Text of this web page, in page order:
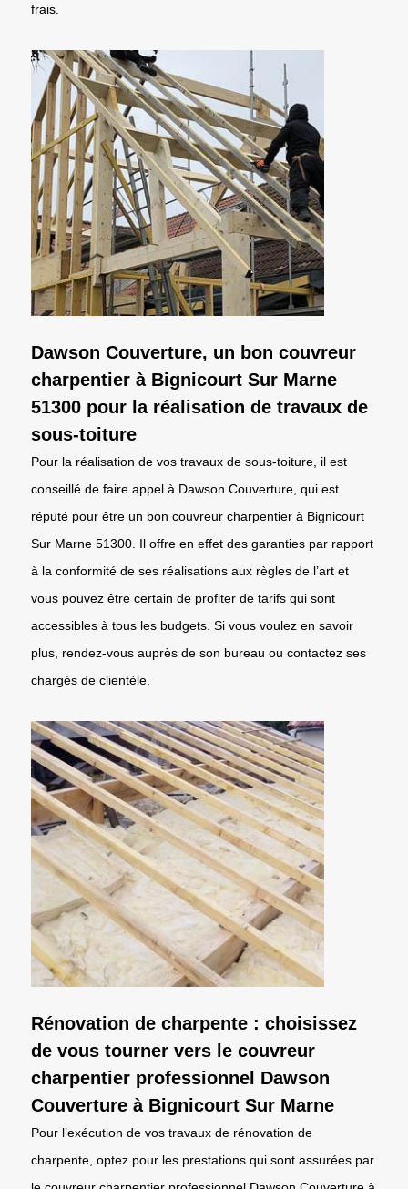
frais.
Dawson Couverture, un bon couvreur
charpentier à Bignicourt Sur Marne
51300 pour la réalisation de travaux de
sous-toiture
Pour la réalisation de vos travaux de sous-toiture, il est
conseillé de faire appel à Dawson Couverture, qui est
réputé pour être un bon couvreur charpentier à Bignicourt
Sur Marne 51300. Il offre en effet des garanties par rapport
à la conformité de ses réalisations aux règles de l’art et
vous pouvez être certain de profiter de tarifs qui sont
accessibles à tous les budgets. Si vous voulez en savoir
plus, rendez-vous auprès de son bureau ou contactez ses
chargés de clientèle.
Rénovation de charpente : choisissez
de vous tourner vers le couvreur
charpentier professionnel Dawson
Couverture à Bignicourt Sur Marne
Pour l’exécution de vos travaux de rénovation de
charpente, optez pour les prestations qui sont assurées par